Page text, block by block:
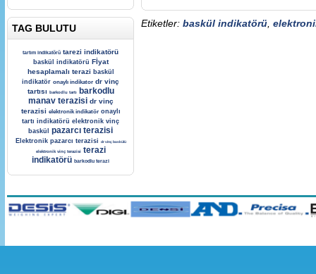
TAG BULUTU
tartım indikatörü tarezi indikatörü
baskül indikatörü Fİyat
hesaplamalı terazi baskül
indikatör onaylı indikator dr vinç
tartısı
barkodlu tartı
barkodlu
manav terazisi dr vinç
terazisi elektronik indikatör onaylı
tartı indikatörü elektronik vinç
baskül
pazarcı terazisi
Elektronik pazarcı terazisi dr vinç baskülü
elektronik vinç terazisi terazi
indikatörü barkodlu terazi
Etiketler: baskül indikatörü